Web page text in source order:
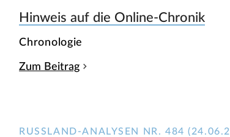
Hinweis auf die Online-Chronik
Chronologie
Zum Beitrag
RUSSLAND-ANALYSEN NR. 484